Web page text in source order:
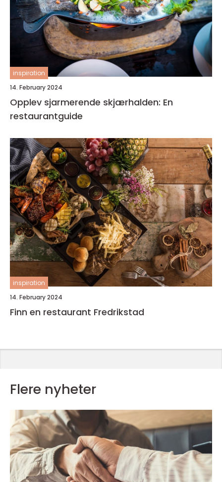
inspiration
14. February 2024
Opplev sjarmerende skjærhalden: En
restaurantguide
inspiration
14. February 2024
Finn en restaurant Fredrikstad
Flere nyheter